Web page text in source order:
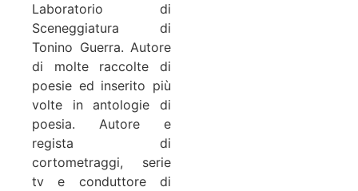
Laboratorio di
Sceneggiatura di
Tonino Guerra. Autore
di molte raccolte di
poesie ed inserito più
volte in antologie di
poesia. Autore e
regista di
cortometraggi, serie
tv e conduttore di